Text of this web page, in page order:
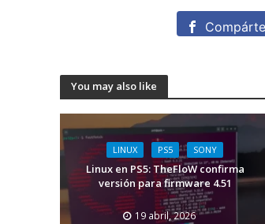
You may also like
LINUX PS5 SONY
Linux en PS5: TheFloW confirma
versión para firmware 4.51
19 abril, 2026